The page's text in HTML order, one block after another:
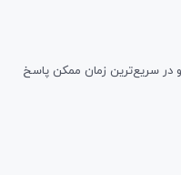
در سریع‌ترین زمان ممکن پاسخ